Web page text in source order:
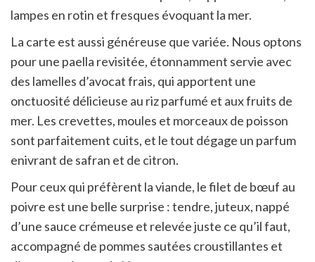
lampes en rotin et fresques évoquant la mer.
La carte est aussi généreuse que variée. Nous optons
pour une paella revisitée, étonnamment servie avec
des lamelles d’avocat frais, qui apportent une
onctuosité délicieuse au riz parfumé et aux fruits de
mer. Les crevettes, moules et morceaux de poisson
sont parfaitement cuits, et le tout dégage un parfum
enivrant de safran et de citron.
Pour ceux qui préfèrent la viande, le filet de bœuf au
poivre est une belle surprise : tendre, juteux, nappé
d’une sauce crémeuse et relevée juste ce qu’il faut,
accompagné de pommes sautées croustillantes et